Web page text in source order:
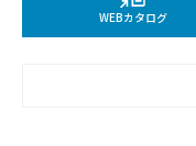
WEBカタログ